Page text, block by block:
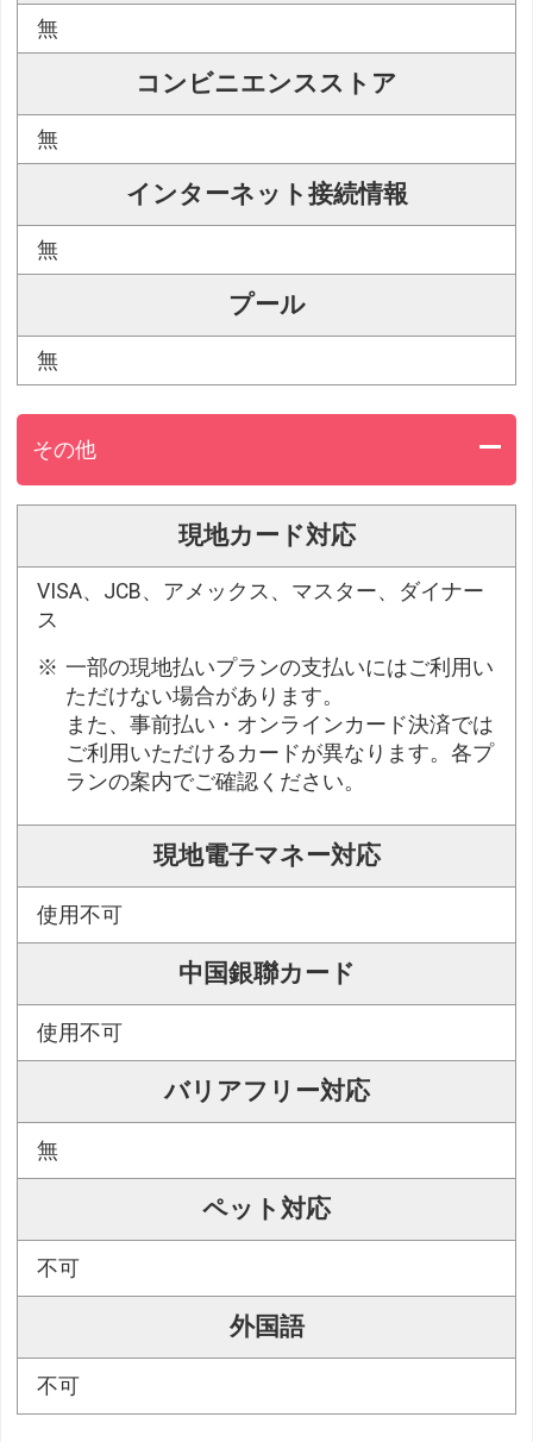
無
コンビニエンスストア
無
インターネット接続情報
無
プール
無
その他
現地カード対応
VISA、JCB、アメックス、マスター、ダイナー
ス
一部の現地払いプランの支払いにはご利用い
ただけない場合があります。
また、事前払い・オンラインカード決済では
ご利用いただけるカードが異なります。各プ
ランの案内でご確認ください。
現地電子マネー対応
使用不可
中国銀聯カード
使用不可
バリアフリー対応
無
ペット対応
不可
外国語
不可